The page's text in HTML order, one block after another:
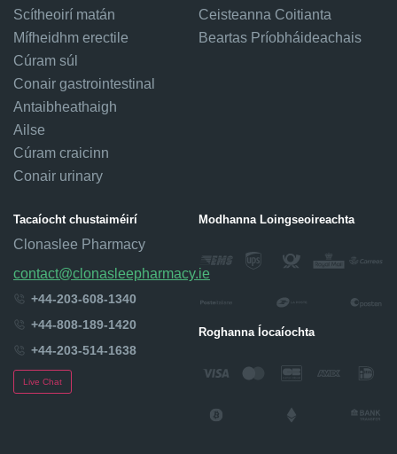
Scítheoirí matán
Mífheidhm erectile
Cúram súl
Conair gastrointestinal
Antaibheathaigh
Ailse
Cúram craicinn
Conair urinary
Ceisteanna Coitianta
Beartas Príobháideachais
Tacaíocht chustaiméirí
Clonaslee Pharmacy
contact@clonasleepharmacy.ie
+44-203-608-1340
+44-808-189-1420
+44-203-514-1638
Live Chat
Modhanna Loingseoireachta
Roghanna Íocaíochta